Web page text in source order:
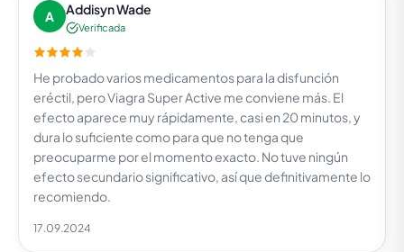
A Addisyn Wade
Verificada
He probado varios medicamentos para la disfunción
eréctil, pero Viagra Super Active me conviene más. El
efecto aparece muy rápidamente, casi en 20 minutos, y
dura lo suficiente como para que no tenga que
preocuparme por el momento exacto. No tuve ningún
efecto secundario significativo, así que definitivamente lo
recomiendo.
17.09.2024